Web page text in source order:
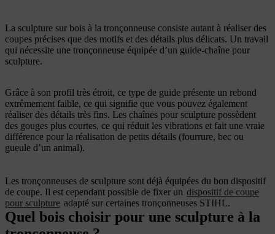
La sculpture sur bois à la tronçonneuse consiste autant à réaliser des
coupes précises que des motifs et des détails plus délicats. Un travail
qui nécessite une tronçonneuse équipée d’un guide-chaîne pour
sculpture.
Grâce à son profil très étroit, ce type de guide présente un rebond
extrêmement faible, ce qui signifie que vous pouvez également
réaliser des détails très fins. Les chaînes pour sculpture possèdent
des gouges plus courtes, ce qui réduit les vibrations et fait une vraie
différence pour la réalisation de petits détails (fourrure, bec ou
gueule d’un animal).
Les tronçonneuses de sculpture sont déjà équipées du bon dispositif
de coupe. Il est cependant possible de fixer un dispositif de coupe
pour sculpture adapté sur certaines tronçonneuses STIHL.
Quel bois choisir pour une sculpture à la